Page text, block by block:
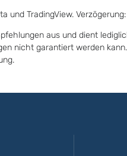
TradingView.
aus und dient
nicht garantiert werden